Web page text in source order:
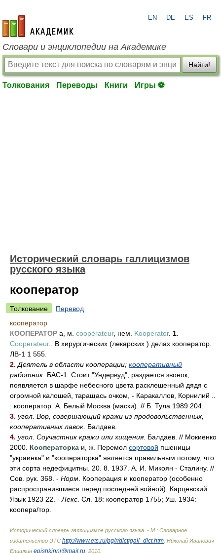
academic.ru
EN DE ES FR
Словари и энциклопедии на Академике
Найти!
Толкования Переводы Книги Игры ⚽
Исторический словарь галлицизмов
русского языка
кооператор
Толкование
Перевод
кооператор
КООПЕРАТОР а, м. coopérateur, нем. Kooperator. 1
Cooperateur.. В хирургических (лекарских ) делах кооператор.
ЛВ-1 1 555.
2. Деятель в области кооперации; кооперативный
работник . БАС-1. Стоит "Ундервуд"; раздается звонок;
появляется в шарфе небесного цвета расклешенный дядя с
огромной калошей, таращась очком, - Каракаллов, Корнилий ..
: кооператор. А. Белый Москва (маски). // Б. Тула 1989 204.
3. угол. Вор, совершающий кражи из продовольственных,
кооперативных лавок . Балдаев.
4. угол. Соучастник кражи или хищения. Балдаев. // Мокиенко
2000. Кооператорка и, ж. Перемол сортовой пшеницы
"украинка" и "кооператорка" является правильным потому, что
эти сорта недефицитны. 20. 8. 1937. А. И. Микоян - Сталину. //
Сов. рук. 368. - Норм . Кооперация и кооператор (особенно
распространившиеся перед последней войной). Карцевский
Язык 1923 22. - Лекс . Сл. 18: кооператор 1755; Уш. 1934:
коопера/тор.
Исторический словарь галлицизмов русского языка. - М.: Словарное
издательство ЭТС http://www.ets.ru/pg/r/dict/gall_dict.htm Николай Иванович
Епишкин epishkinni@mail.ru 2010